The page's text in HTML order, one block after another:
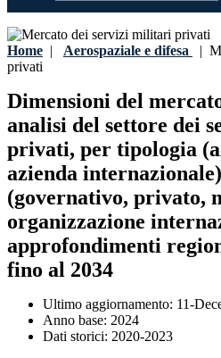
Home | Aerospaziale e difesa |
privati
Dimensioni del
analisi del settore dei
privati, per tipologia
azienda
(governativo, privato,
organizzazione
approfondimenti
fino al 2034
Ultimo aggiornamento: 11-
Anno base: 2024
Dati storici: 2020-2023